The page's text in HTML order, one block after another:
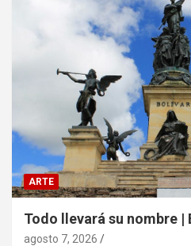
ARTE
Todo llevará su nombre |
agosto 7, 2026